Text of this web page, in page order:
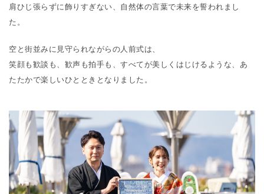
肩ひじ張らずに飾りすぎない、自然体の言葉で未来を誓われまし
た。
空と街並みに見守られながらの人前式は、
笑顔も歓談も、歓声も拍手も、すべてが美しくはじけるような、あ
たたかで楽しいひとときとなりました。